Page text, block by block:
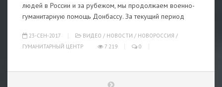
людей в России и за рубежом, мы продолжаем военно-
гуманитарную помощь Донбассу. За текущий период
23-СЕН-2017 ВИДЕО / НОВОСТИ / НОВОРОССИЯ /
ГУМАНИТАРНЫЙ ЦЕНТР
7 219 0